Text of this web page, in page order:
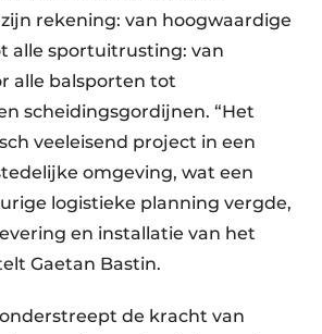
rekening: van hoogwaardige
alle sportuitrusting: van
alle balsporten tot
scheidingsgordijnen. “Het
veeleisend project in een
omgeving, wat een
logistieke planning vergde,
en installatie van het
Gaetan Bastin.
de kracht van